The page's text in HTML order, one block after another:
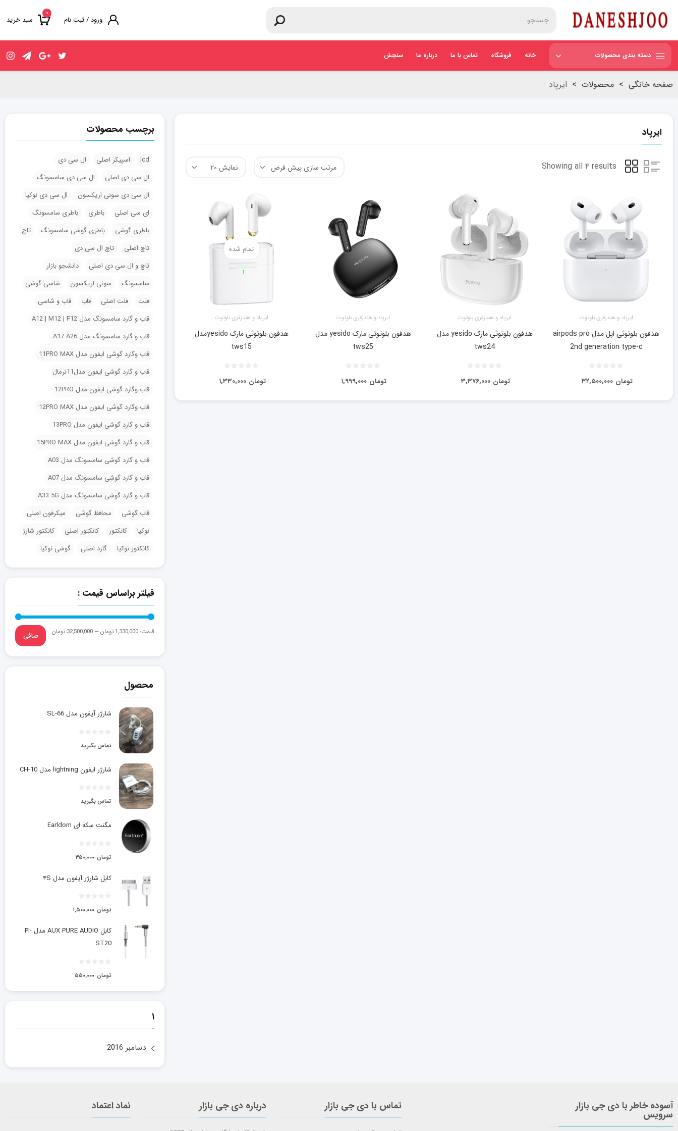
۰
سبد خرید ورود / ثبت نام
دسته بندی محصولات خانه فروشگاه تماس با ما درباره ما سنجش
صفحه خانگی > محصولات > ایرپاد
ایرپاد
Showing all ۴ results
ایرپاد و هندزفری بلوتوث
هدفون بلوتوثی اپل مدل airpods pro
2nd generation type-c
۳۲,۵۰۰,۰۰۰ تومان
ایرپاد و هندزفری بلوتوث
هدفون بلوتوثی مارک yesido مدل
tws24
۳,۳۷۶,۰۰۰ تومان
ایرپاد و هندزفری بلوتوث
هدفون بلوتوثی مارک yesido مدل
tws25
۱,۹۹۹,۰۰۰ تومان
تمام شده
ایرپاد و هندزفری بلوتوث
هدفون بلوتوثی مارک yesidoمدل
tws15
۱,۳۳۰,۰۰۰ تومان
برچسب محصولات
lcd اسپیکر اصلی
ال سی دی
ال سی دی اصلی
ال سی دی سامسونگ
ال سی دی سونی اریکسون
ال سی دی نوکیا
ای سی اصلی
باطری
باطری سامسونگ
باطری گوشی
باطری گوشی سامسونگ
تاچ
تاچ اصلی
تاچ ال سی دی
تاچ و ال سی دی اصلی
دانشجو بازار
سامسونگ
سونی اریکسون
شاسی گوشی
فلت
فلت اصلی قاب
قاب و شاسی
قاب و گارد سامسونگ مدل A12 | M12 | F12
قاب و گارد سامسونگ مدل A17 A26
قاب وگارد گوشی ایفون مدل 11PRO MAX
قاب و گارد گوشی ایفون مدل11نرمال
قاب وگارد گوشی ایفون مدل 12PRO
قاب وگارد گوشی ایفون مدل 12PRO MAX
قاب و گارد گوشی ایفون مدل 13PRO
قاب و گارد گوشی ایفون مدل 15PRO MAX
قاب و گارد گوشی سامسونگ مدل A03
قاب و گارد گوشی سامسونگ مدل A07
قاب و گارد گوشی سامسونگ مدل A33 5G
قاب گوشی
محافظ گوشی
میکرفون اصلی
نوکیا
کانکتور کانکتور اصلی
کانکتور شارژ
کانکتور نوکیا
گارد اصلی گوشی نوکیا
فیلتر براساس قیمت :
صافی قيمت: 1,330,000 تومان —32,500,000 تومان
محصول
شارژر آیفون مدل SL-66
تماس بگیرید
شارژر ایفون lightning مدل CH-10
تماس بگیرید
مگنت سکه ای Earldom
۳۵۰,۰۰۰ تومان
کابل شارژر آیفون مدل ۴S
۱,۵۰۰,۰۰۰ تومان
کابل AUX PURE AUDIO مدل PI-
ST20
۵۵۰,۰۰۰ تومان
۱
دسامبر 2016
آسوده خاطر با دی جی بازار
سرویس
تماس با دی جی بازار درباره دی جی بازار نماد اعتماد